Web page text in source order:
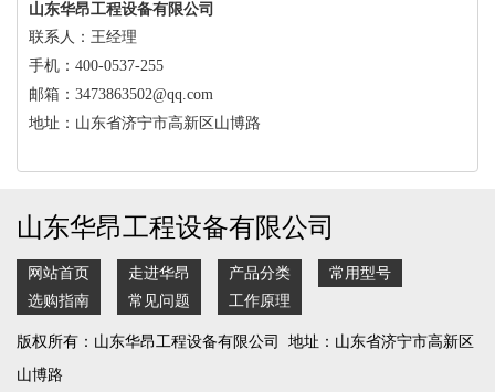
山东华昂工程设备有限公司
联系人：王经理
手机：400-0537-255
邮箱：3473863502@qq.com
地址：山东省济宁市高新区山博路
山东华昂工程设备有限公司
网站首页 走进华昂 产品分类
常用型号
选购指南
常见问题 工作原理
版权所有：山东华昂工程设备有限公司 地址：山东省济宁市高新区
山博路